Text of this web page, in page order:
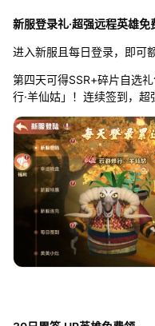
新服登录礼·超强远程英雄免
进入新服且每日登录，即可
第四天可得SSR+碎片自选
行·羊仙姑」！连续签到，